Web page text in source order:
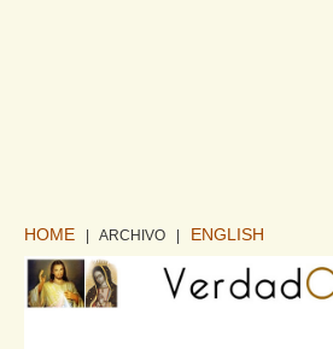
HOME | ARCHIVO ENGLISH